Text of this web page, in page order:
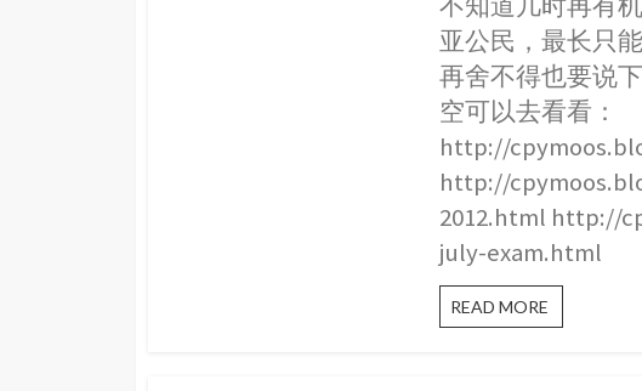
亚公民，最长只
再舍不得也要说
空可以去看看：
http://
http://
2012.html http://
july-exam.html
READ MORE
证